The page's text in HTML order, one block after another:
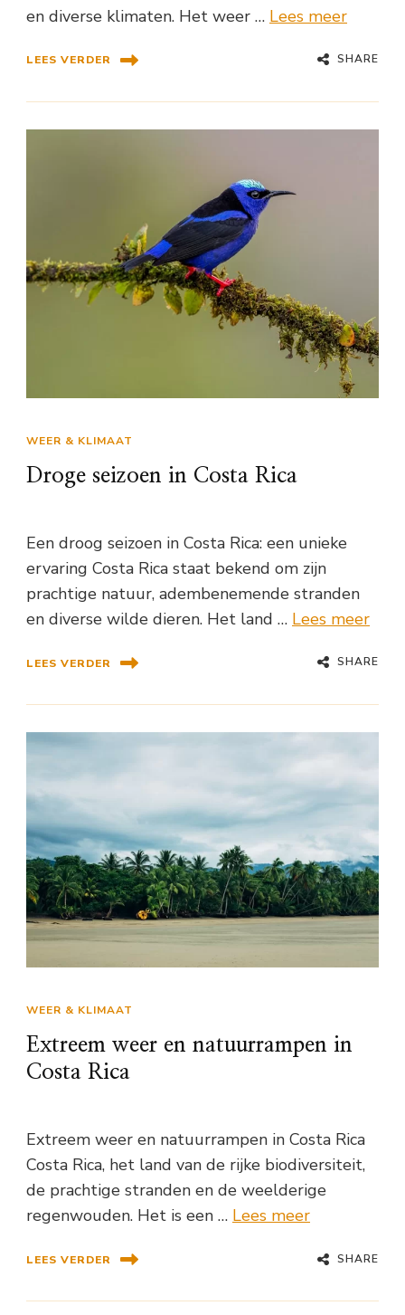
en diverse klimaten. Het weer … Lees meer
LEES VERDER SHARE
WEER & KLIMAAT
Droge seizoen in Costa Rica
Een droog seizoen in Costa Rica: een unieke
ervaring Costa Rica staat bekend om zijn
prachtige natuur, adembenemende stranden
en diverse wilde dieren. Het land … Lees meer
LEES VERDER SHARE
WEER & KLIMAAT
Extreem weer en natuurrampen in
Costa Rica
Extreem weer en natuurrampen in Costa Rica
Costa Rica, het land van de rijke biodiversiteit,
de prachtige stranden en de weelderige
regenwouden. Het is een … Lees meer
LEES VERDER SHARE